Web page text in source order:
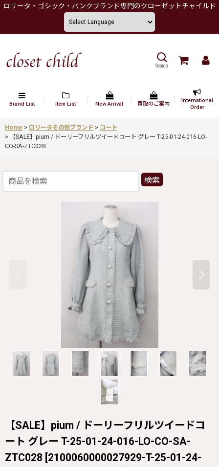
ロリータ・ゴシック・パンクブランド専門のクローゼットチャイルド
Search
Brand List Item List New Arrival 買取のご案内
International
Order
Home > ロリータその他ブランド > コート
>
【SALE】pium / ドーリーフリルツイードコート グレー T-25-01-24-016-LO-
CO-SA-ZTC028
検索
【SALE】pium / ドーリーフリルツイードコ
ート グレー T-25-01-24-016-LO-CO-SA-
ZTC028 [2100060000027929-T-25-01-24-